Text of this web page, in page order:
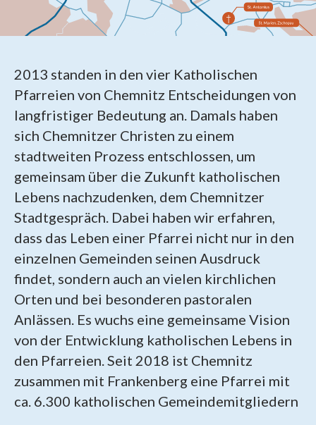
2013 standen in den vier Katholischen
Pfarreien von Chemnitz Entscheidungen von
langfristiger Bedeutung an. Damals haben
sich Chemnitzer Christen zu einem
stadtweiten Prozess entschlossen, um
gemeinsam über die Zukunft katholischen
Lebens nachzudenken, dem Chemnitzer
Stadtgespräch. Dabei haben wir erfahren,
dass das Leben einer Pfarrei nicht nur in den
einzelnen Gemeinden seinen Ausdruck
findet, sondern auch an vielen kirchlichen
Orten und bei besonderen pastoralen
Anlässen. Es wuchs eine gemeinsame Vision
von der Entwicklung katholischen Lebens in
den Pfarreien. Seit 2018 ist Chemnitz
zusammen mit Frankenberg eine Pfarrei mit
ca. 6.300 katholischen Gemeindemitgliedern